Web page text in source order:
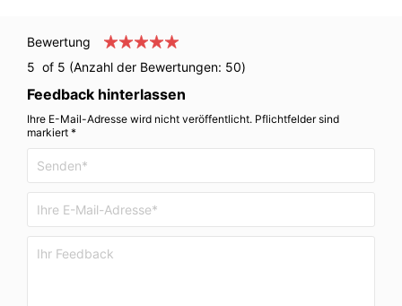
Bewertung
5 of 5 (Anzahl der Bewertungen: 50)
Feedback hinterlassen
Ihre E-Mail-Adresse wird nicht veröffentlicht. Pflichtfelder sind
markiert *